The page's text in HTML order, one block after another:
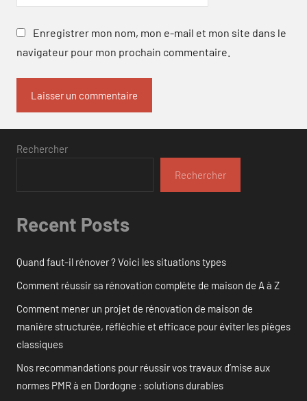
Enregistrer mon nom, mon e-mail et mon site dans le
navigateur pour mon prochain commentaire.
Rechercher
Rechercher
Recent Posts
Quand faut-il rénover ? Voici les situations types
Comment réussir sa rénovation complète de maison de A à Z
Comment mener un projet de rénovation de maison de
manière structurée, réfléchie et efficace pour éviter les pièges
classiques
Nos recommandations pour réussir vos travaux d’mise aux
normes PMR à en Dordogne : solutions durables